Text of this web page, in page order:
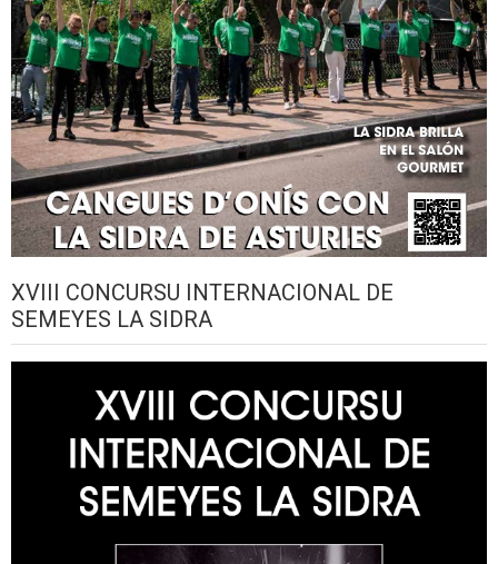
XVIII CONCURSU INTERNACIONAL DE
SEMEYES LA SIDRA